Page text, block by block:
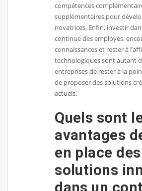
compétences
supplémentaires pour
novatrices. Enfin, investir
continue des employés,
connaissances et rester à
technologiques sont autant
entreprises de rester à la
de proposer des solutions
actuels.
Quels sont
avantages
en place des
solutions
dans un